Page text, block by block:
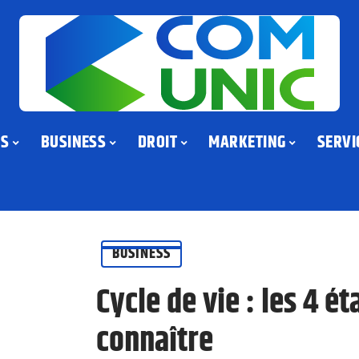
BUSINESS DROIT MARKETING
BUSINESS
Cycle de vie : les 4
connaître